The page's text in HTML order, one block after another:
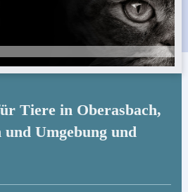
Tiere in Oberasbach,
Umgebung und